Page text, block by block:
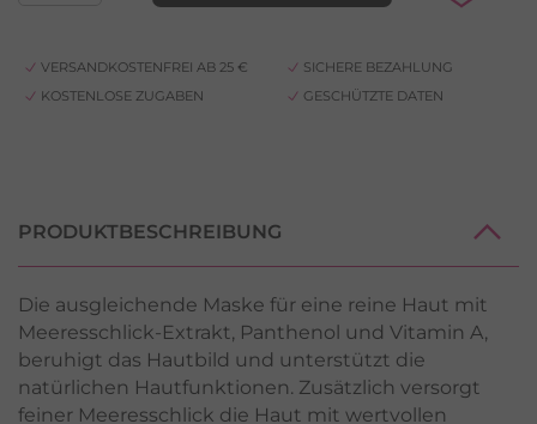
VERSANDKOSTENFREI AB 25 €
SICHERE BEZAHLUNG
KOSTENLOSE ZUGABEN
GESCHÜTZTE DATEN
PRODUKTBESCHREIBUNG
Die ausgleichende Maske für eine reine Haut mit
Meeresschlick-Extrakt, Panthenol und Vitamin A,
beruhigt das Hautbild und unterstützt die
natürlichen Hautfunktionen. Zusätzlich versorgt
feiner Meeresschlick die Haut mit wertvollen